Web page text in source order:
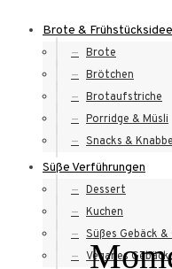
Brote &
Brote
Brötchen
Brotaufstriche
Porridge & Müsli
Snacks &
Süße Verführungen
Dessert
Kuchen
Süßes Gebäck &
Veganes Gebäck